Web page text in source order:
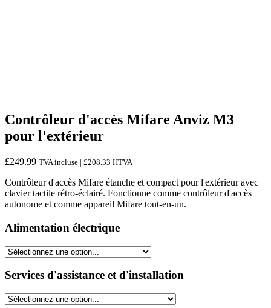
Contrôleur d'accès Mifare Anviz M3
pour l'extérieur
£249.99 TVA incluse | £208.33 HTVA
Contrôleur d'accès Mifare étanche et compact pour l'extérieur avec
clavier tactile rétro-éclairé. Fonctionne comme contrôleur d'accès
autonome et comme appareil Mifare tout-en-un.
Alimentation électrique
Services d'assistance et d'installation